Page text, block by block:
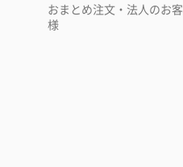
おまとめ注文・法人のお客
様